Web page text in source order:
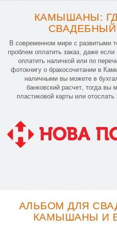
КАМЫШАНЫ:
В современном мире с развитыми
проблем оплатить заказ, даже
оплатить наличкой или по
фотокнигу о бракосочетании в
наличными вы можете в
банковский расчет, тогда вы
пластиковой карты или
АЛЬБОМ ДЛЯ
КАМЫШАНЫ И